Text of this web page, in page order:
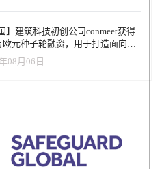
】建筑科技初创公司conmeet获得
欧元种子轮融资，用于打造面向贸
筑行业的AI操作系统
08月06日